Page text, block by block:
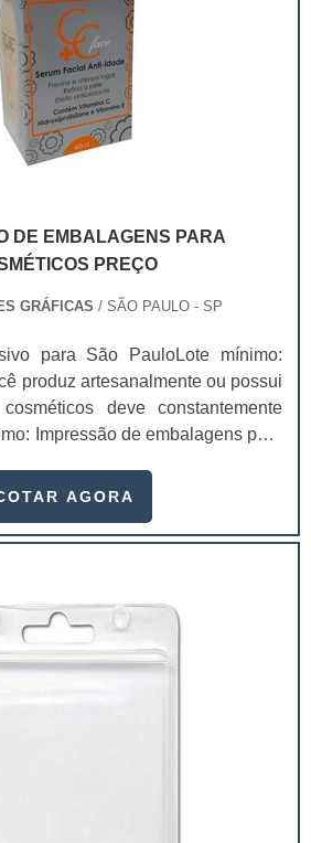
DE EMBALAGENS PARA
PREÇO
GRÁFICAS / SÃO PAULO - SP
para São PauloLote mínimo:
produz artesanalmente ou possui
deve constantemente
Impressão de embalagens para
para quem está no
assim, as embalagens
AGORA